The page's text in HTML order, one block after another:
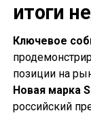
итоги
Ключевое
позиции на
Новая марка
российский